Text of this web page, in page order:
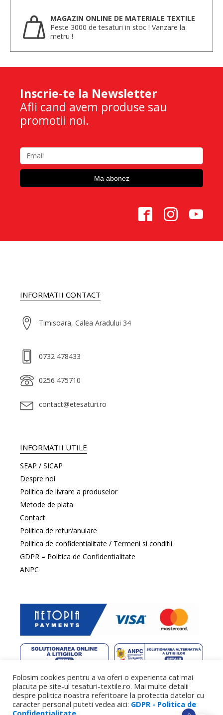
MAGAZIN ONLINE DE MATERIALE TEXTILE
Peste 3000 de tesaturi in stoc ! Vanzare la
metru !
Inscrie-te la Newsletter
Afli cand avem produse sau
promotii noi.
INFORMATII CONTACT
Timisoara, Calea Aradului 34
0732 478433
0256 475710
contact@etesaturi.ro
INFORMATII UTILE
SEAP / SICAP
Despre noi
Politica de livrare a produselor
Metode de plata
Contact
Politica de retur/anulare
Politica de confidentialitate / Termeni si conditii
GDPR – Politica de Confidentialitate
ANPC
web design by DowMedia |gazduire webby SpeedHost
Folosim cookies pentru a va oferi o experienta cat mai
placuta pe site-ul tesaturi-textile.ro. Mai multe detalii
despre politica noastra referitoare la protectia datelor cu
caracter personal puteti vedea aici: GDPR - Politica de
Confidentialitate